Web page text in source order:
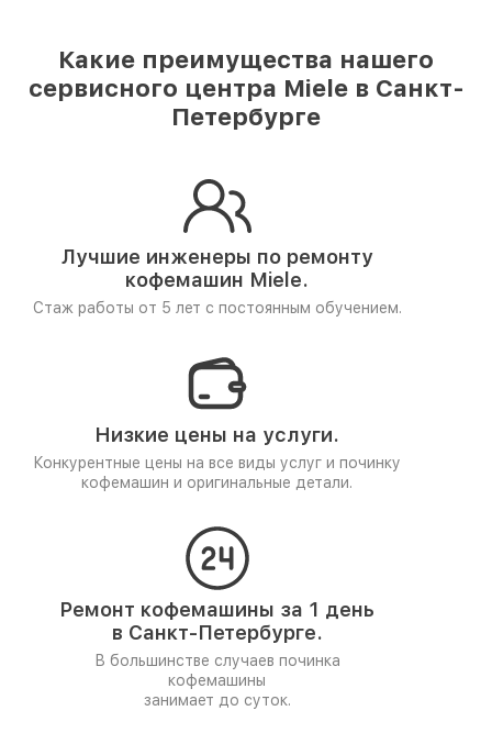
Какие преимущества нашего
сервисного центра Miele в Санкт-
Петербурге
Лучшие инженеры по ремонту
кофемашин Miele.
Стаж работы от 5 лет с постоянным обучением.
Низкие цены на услуги.
Конкурентные цены на все виды услуг и починку
кофемашин и оригинальные детали.
Ремонт кофемашины за 1 день
в Санкт-Петербурге.
В большинстве случаев починка
кофемашины
занимает до суток.